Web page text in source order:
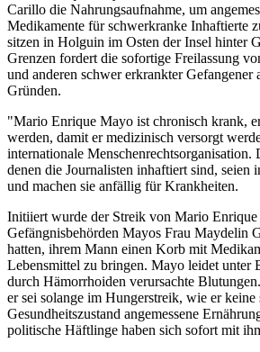
Carillo die Nahrungsaufnahme, um
Medikamente für schwerkranke Inhaftierte
sitzen in Holguin im Osten der Insel hinter
Grenzen fordert die sofortige Freilassung
und anderen schwer erkrankter Gefangener
Gründen.
"Mario Enrique Mayo ist chronisch krank,
werden, damit er medizinisch versorgt
internationale
denen die Journalisten inhaftiert sind, seien
und machen sie anfällig für Krankheiten.
Initiiert wurde der Streik von Mario
Gefängnisbehörden Mayos Frau Maydelin
hatten, ihrem Mann einen Korb mit
Lebensmittel zu bringen. Mayo leidet unter
durch Hämorrhoiden verursachte
er sei solange im Hungerstreik, wie er keine
Gesundheitszustand angemessene
politische Häftlinge haben sich sofort mit